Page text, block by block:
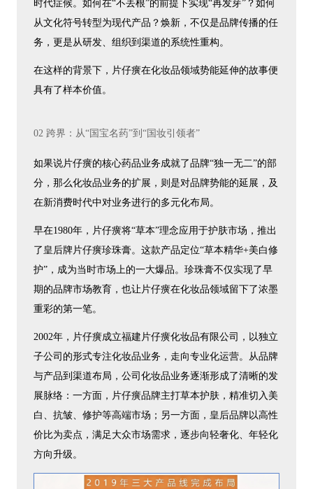
时代症候。如何在“不丢根”的前提下实现“再发芽”？如何
从文化符号转型为现代产品？焕新，不仅是品牌传播的任
务，更是从研发、组织到渠道的系统性重构。
在这样的背景下，片仔癀在化妆品领域势能延伸的故事便
具有了样本价值。
02 跨界：从“国宝名药”到“国妆引领者”
如果说片仔癀的核心药品业务成就了品牌“独一无二”的部
分，那么化妆品业务的扩展，则是对品牌势能的延展，及
在新消费时代中对业务进行的多元化布局。
早在1980年，片仔癀将“草本”理念应用于护肤市场，推出
了皇后牌片仔癀珍珠膏。这款产品定位“草本精华+美白修
护”，成为当时市场上的一大爆品。珍珠膏不仅实现了早
期的品牌市场教育，也让片仔癀在化妆品领域留下了浓墨
重彩的第一笔。
2002年，片仔癀成立福建片仔癀化妆品有限公司，以独立
子公司的形式专注化妆品业务，走向专业化运营。从品牌
与产品到渠道布局，公司化妆品业务逐渐形成了清晰的发
展脉络：一方面，片仔癀品牌主打草本护肤，精准切入美
白、抗皱、修护等高端市场；另一方面，皇后品牌以高性
价比为卖点，满足大众市场需求，逐步向轻奢化、年轻化
方向升级。